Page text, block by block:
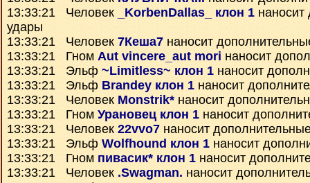
13:33:21 Человек
_KorbenDallas_ клон 1
удары
13:33:21 Человек 7Кеша7 наносит
13:33:21 Гном Aut vincere_aut mori наносит
13:33:21 Эльф ~Limitless~ клон 1 наносит
13:33:21 Эльф Brandey клон 1 наносит
13:33:21 Человек Monstrik* наносит
13:33:21 Гном Урановец клон 1 наносит
13:33:21 Человек 22vvo7 наносит
13:33:21 Эльф Wolfhound клон 1 наносит
13:33:21 Гном пивасик* клон 1 наносит
13:33:21 Человек .Swagman. наносит